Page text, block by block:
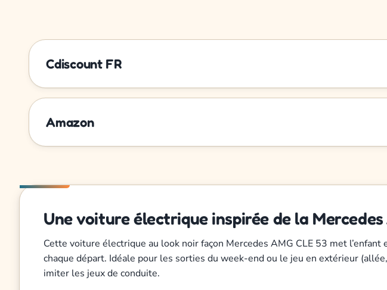
Cdiscount FR
Amazon
Une voiture électrique inspirée de la
Cette voiture électrique au look noir façon Mercedes AMG CLE 53 met
chaque départ. Idéale pour les sorties du week-end ou le jeu en extérieur
imiter les jeux de conduite.